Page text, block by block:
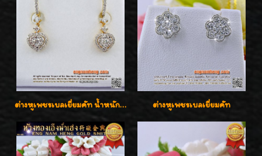
ต่างหูเพชรเบลเยี่ยมคัท น้ำหนักเพชร 0.99 กะรัต ต่างหูห้อยตุ้งติ้งหัวใจสวยน่ารักใส่ได้ทุกวันค่ะ ต่างหูเพชรเบลเยี่ยมคัท